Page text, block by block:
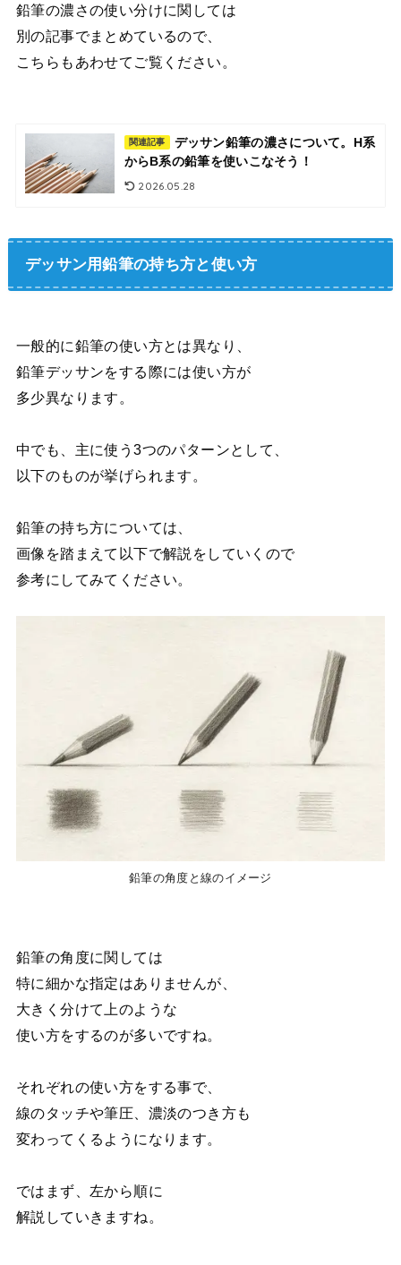
鉛筆の濃さの使い分けに関しては
別の記事でまとめているので、
こちらもあわせてご覧ください。
関連記事
デッサン鉛筆の濃さについて。H系
からB系の鉛筆を使いこなそう！
2026.05.28
デッサン用鉛筆の持ち方と使い方
一般的に鉛筆の使い方とは異なり、
鉛筆デッサンをする際には使い方が
多少異なります。
中でも、主に使う3つのパターンとして、
以下のものが挙げられます。
鉛筆の持ち方については、
画像を踏まえて以下で解説をしていくので
参考にしてみてください。
鉛筆の角度と線のイメージ
鉛筆の角度に関しては
特に細かな指定はありませんが、
大きく分けて上のような
使い方をするのが多いですね。
それぞれの使い方をする事で、
線のタッチや筆圧、濃淡のつき方も
変わってくるようになります。
ではまず、左から順に
解説していきますね。